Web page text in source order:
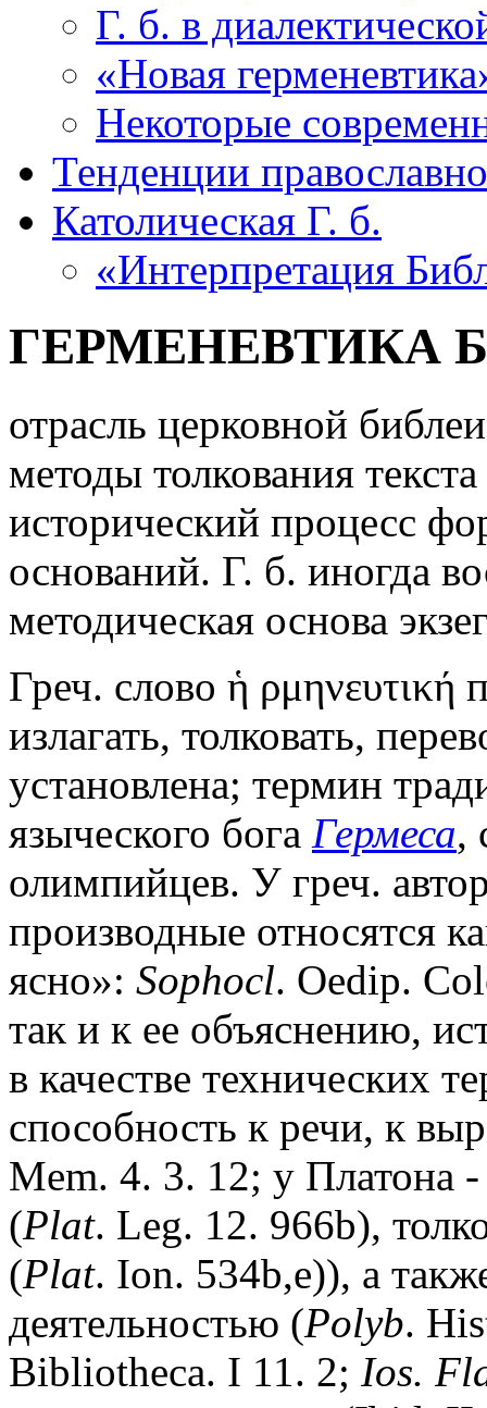
Г. б. в
«Новая
Некоторые
Тенденции
Католическая Г. б.
«Интерпретация
ГЕРМЕНЕВТИКА
отрасль церковной
методы толкования
исторический процесс
оснований. Г. б. иногда
методическая основа
Греч. слово ἡ ρμηνευτική
излагать, толковать,
установлена; термин
языческого бога Гермеса,
олимпийцев. У греч.
производные относятся
ясно»: Sophocl. Oedip.
так и к ее объяснению,
в качестве технических
способность к речи, к
Mem. 4. 3. 12; у Платона -
(Plat. Leg. 12. 966b),
(Plat. Ion. 534b,e)), а
деятельностью (Polyb.
Bibliotheca. I 11. 2; Ios.